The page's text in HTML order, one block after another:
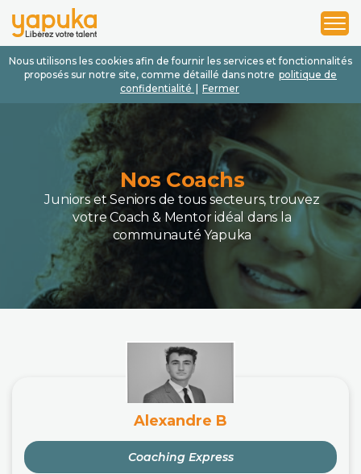
Nous utilisons les cookies afin de fournir les services et fonctionnalités
proposés sur notre site, comme détaillé dans notre politique de
confidentialité
Fermer
1
2
3
Nos Coachs
Juniors et Seniors de tous secteurs, trouvez
votre Coach & Mentor idéal dans la
communauté Yapuka
Alexandre B
Coaching Express